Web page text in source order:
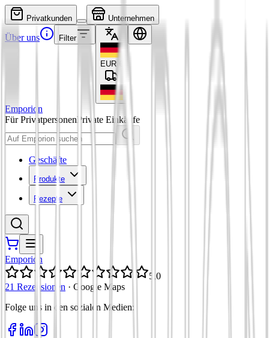
Privatkunden Unternehmen
Über uns Filter
EUR
Emporion
Für PrivatpersonenPrivate Einkäufe
Geschäfte
Produkte
Rezepte
Emporion
5,0
21 Rezensionen · Google Maps
Folge uns in den sozialen Medien: